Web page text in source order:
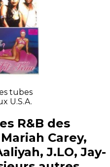
tubes
U.S.A.
R&B des
Carey,
J.LO, Jay-